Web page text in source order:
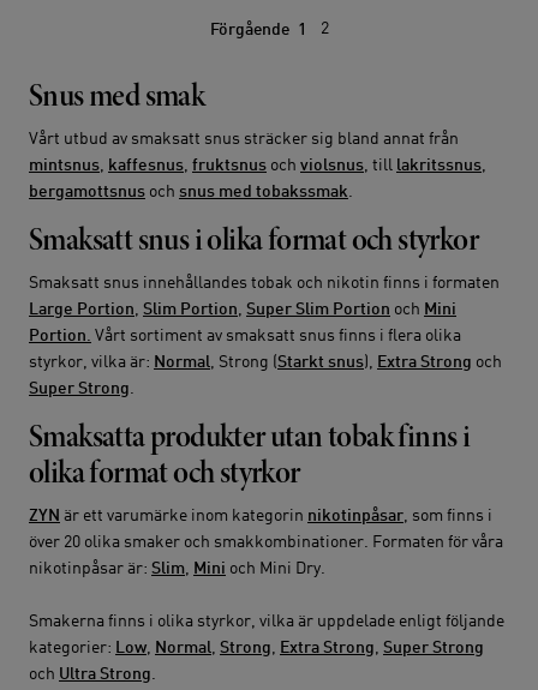
Förgående 1 2
Snus med smak
Vårt utbud av smaksatt snus sträcker sig bland annat från
mintsnus
kaffesnus fruktsnus och violsnus , till lakritssnus
bergamottsnus och snus med tobakssmak
Smaksatt snus i olika format och styrkor
Smaksatt snus innehållandes tobak och nikotin finns i formaten
Large Portion Slim Portion Super Slim Portion och Mini
Portion Vårt sortiment av smaksatt snus finns i flera olika
styrkor, vilka är: Normal , Strong (Starkt snus), Extra Strong och
Super Strong
Smaksatta produkter utan tobak finns i
olika format och styrkor
ZYN är ett varumärke inom kategorin nikotinpåsar , som finns i
över 20 olika smaker och smakkombinationer. Formaten för våra
nikotinpåsar är: Slim Mini och Mini Dry.
Smakerna finns i olika styrkor, vilka är uppdelade enligt följande
kategorier:
Low Normal Strong Extra Strong Super Strong
och Ultra Strong